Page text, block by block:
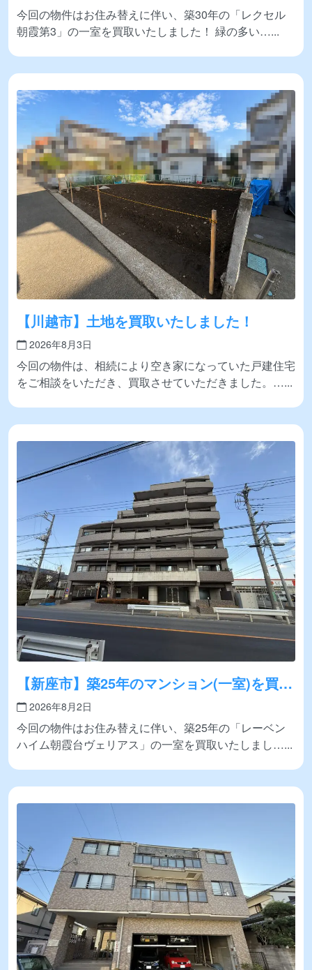
今回の物件はお住み替えに伴い、築30年の「レクセル
朝霞第3」の一室を買取いたしました！ 緑の多い…
【川越市】土地を買取いたしました！
2026年8月3日
今回の物件は、相続により空き家になっていた戸建住宅
をご相談をいただき、買取させていただきました。…
【新座市】築25年のマンション(一室)を買取
いたしました！
2026年8月2日
今回の物件はお住み替えに伴い、築25年の「レーベン
ハイム朝霞台ヴェリアス」の一室を買取いたしまし…